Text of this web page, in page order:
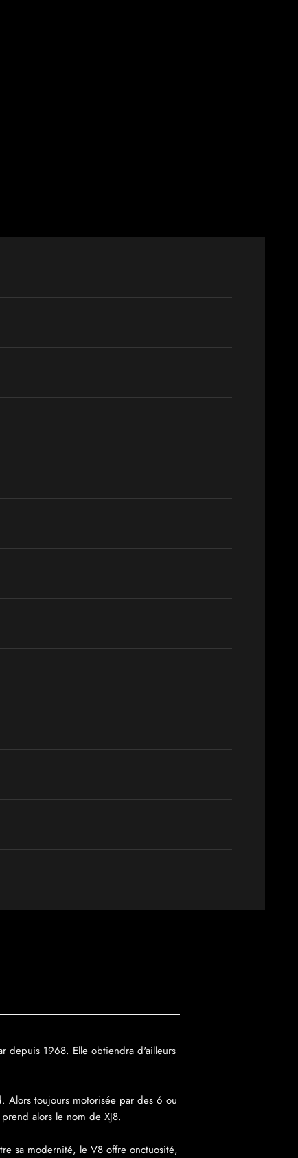
depuis 1968. Elle obtiendra d'ailleurs
Alors toujours motorisée par des 6 ou
alors le nom de XJ8.
sa modernité, le V8 offre onctuosité,